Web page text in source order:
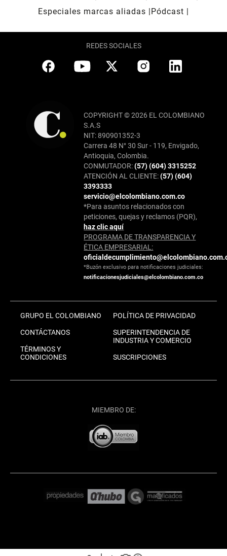
Especiales marcas aliadas
Pódcast
REDES SOCIALES
COPYRIGHT © 2026 EL COLOMBIANO
S.A.S
NIT: 890901352-3
Carrera 48 N° 30 Sur - 119, Envigado,
Antioquia, Colombia.
CONMUTADOR:(57) (604) 3315252
ATENCIÓN AL CLIENTE:(57) (604)
3393333
servicio@elcolombiano.com.co
*Para asuntos relacionados con
peticiones, quejas y reclamos (PQR),
haz clic aquí
PROGRAMA DE TRANSPARENCIA Y
ÉTICA EMPRESARIAL:
*Buzón exclusivo para notificaciones judiciales:
notificacionesjudiciales@elcolombiano.com.co
GRUPO EL COLOMBIANO
CONTÁCTANOS
TÉRMINOS Y
CONDICIONES
POLÍTICA DE PRIVACIDAD
SUPERINTENDENCIA DE
INDUSTRIA Y COMERCIO
SUSCRIPCIONES
MIEMBRO DE: